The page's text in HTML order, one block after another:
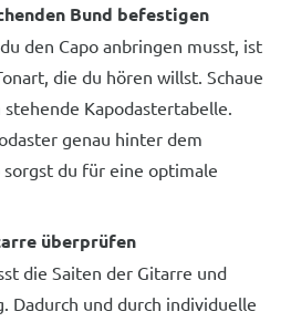
Bund befestigen
den Capo anbringen musst, ist
die du hören willst. Schaue
Kapodastertabelle.
genau hinter dem
sorgst du für eine optimale
überprüfen
die Saiten der Gitarre und
Dadurch und durch individuelle